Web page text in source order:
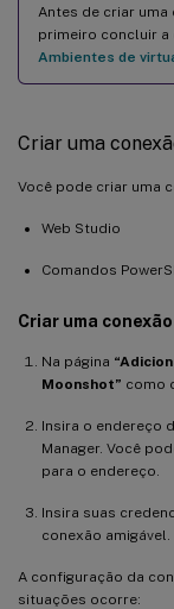
Antes de criar uma
primeiro concluir a
Ambientes de
Criar uma
Você pode criar uma
Web Studio
Comandos
Criar uma
Na página
Moonshot” como
Insira o endereço
Manager. Você
para o endereço.
Insira suas
conexão amigável.
A configuração da
situações ocorre: